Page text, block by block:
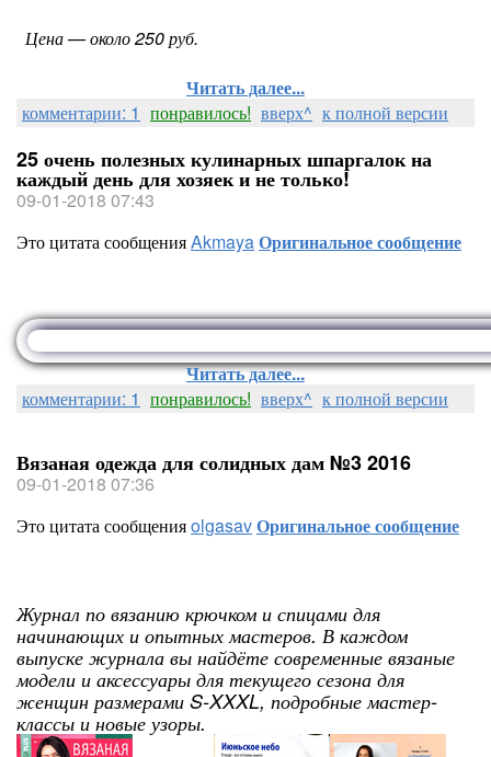
Цена — около 250 руб.
Читать далее...
комментарии: 1 понравилось! вверх^ к полной версии
25 очень полезных кулинарных шпаргалок на
каждый день для хозяек и не только!
09-01-2018 07:43
Это цитата сообщенияAkmayaОригинальное сообщение
Читать далее...
комментарии: 1 понравилось! вверх^ к полной версии
Вязаная одежда для солидных дам №3 2016
09-01-2018 07:36
Это цитата сообщенияolgasavОригинальное сообщение
Журнал по вязанию крючком и спицами для
начинающих и опытных мастеров. В каждом
выпуске журнала вы найдёте современные вязаные
модели и аксессуары для текущего сезона для
женщин размерами S-XXXL, подробные мастер-
классы и новые узоры.